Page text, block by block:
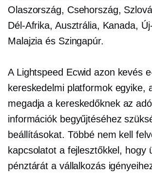
Olaszország, Csehország,
Dél-Afrika, Ausztrália, Kanada,
Malajzia és Szingapúr.
A Lightspeed Ecwid azon kevés
kereskedelmi platformok egyike,
megadja a kereskedőknek az
információk begyűjtéséhez
beállításokat. Többé nem kell
kapcsolatot a fejlesztőkkel, hogy
pénztárát a vállalkozás